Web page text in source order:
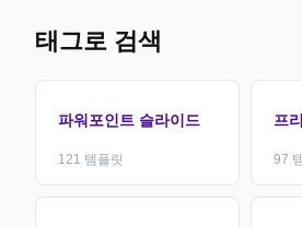
태그로 검색
파워포인트 슬라이드
121 템플릿
프
97